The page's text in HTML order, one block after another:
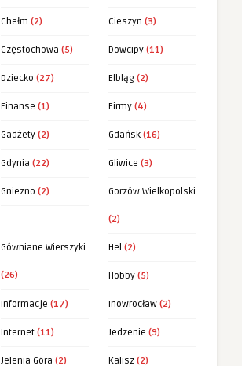
Chełm (2) Cieszyn (3)
Częstochowa (5) Dowcipy (11)
Dziecko (27) Elbląg (2)
Finanse (1) Firmy (4)
Gadżety (2) Gdańsk (16)
Gdynia (22) Gliwice (3)
Gniezno (2) Gorzów Wielkopolski
(2)
Gówniane Wierszyki
(26)
Hel (2)
Hobby (5)
Informacje (17) Inowrocław (2)
Internet (11) Jedzenie (9)
Jelenia Góra (2) Kalisz (2)